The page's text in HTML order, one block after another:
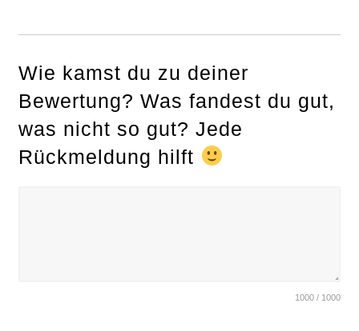
Wie kamst du zu deiner
Bewertung? Was fandest du gut,
was nicht so gut? Jede
Rückmeldung hilft
1000 / 1000